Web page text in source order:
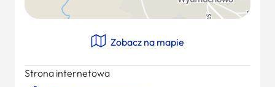
Zobacz na mapie
Strona internetowa